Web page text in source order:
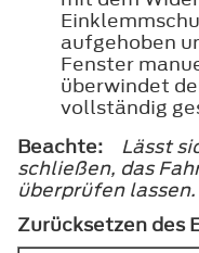
aufgehoben
Fenster
überwindet
vollständig
Beachte:
Lässt
schließen, das
überprüfen lassen.
Zurücksetzen des